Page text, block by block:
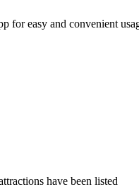
for easy and convenient
have been listed